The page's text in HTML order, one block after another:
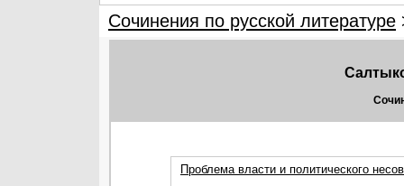
Сочинения по русской литературе
Проблема власти и политического